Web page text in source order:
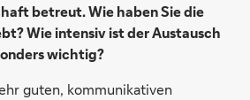
betreut. Wie haben Sie die
Wie intensiv ist der Austausch
wichtig?
guten, kommunikativen